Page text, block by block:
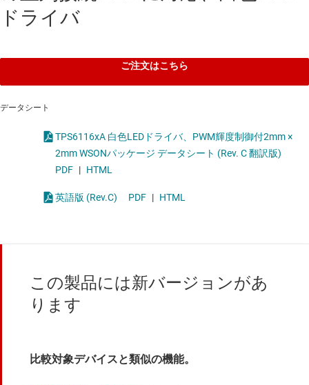
ドライバ
ご注文はこちら
データシート
TPS6116xA 白色LEDドライバ、PWM輝度制御付2mm ×
2mm WSONパッケージ データシート (Rev. C 翻訳版)
PDF | HTML
英語版 (Rev.C) PDF | HTML
この製品には新バージョンがあ
ります
比較対象デバイスと類似の機能。